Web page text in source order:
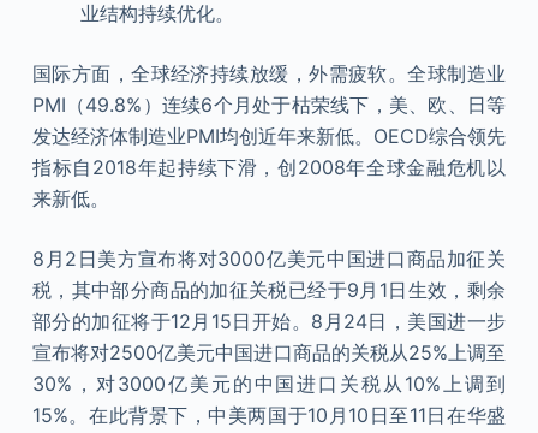
业结构持续优化。
国际方面，全球经济持续放缓，外需疲软。全球制造业
PMI（49.8%）连续6个月处于枯荣线下，美、欧、日等
发达经济体制造业PMI均创近年来新低。OECD综合领先
指标自2018年起持续下滑，创2008年全球金融危机以
来新低。
8月2日美方宣布将对3000亿美元中国进口商品加征关
税，其中部分商品的加征关税已经于9月1日生效，剩余
部分的加征将于12月15日开始。8月24日，美国进一步
宣布将对2500亿美元中国进口商品的关税从25%上调至
30%，对3000亿美元的中国进口关税从10%上调到
15%。在此背景下，中美两国于10月10日至11日在华盛